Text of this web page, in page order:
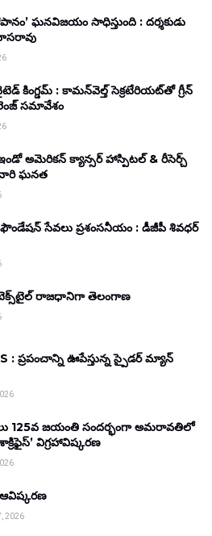
ఘనవిజయం సాధిస్తుంది : దర్శకుడు
కింగ్డమ్ : కామన్‌వెల్త్ సెక్రటేరియట్‌తో గ్రీన్
సమావేశం
అమెరికన్ క్యాన్సర్ హాస్పిటల్ & రీసెర్చ్
వారి ఘనత
సేవలు ప్రశంసనీయం : డీజీపీ శివధర్
రాజధానిగా తెలంగాణ
: ప్రపంచాన్ని ఊపేస్తున్న స్పైడర్ మ్యాన్
125వ జయంతి సందర్భంగా అమరావతిలో
విగ్రహావిష్కరణ
2026